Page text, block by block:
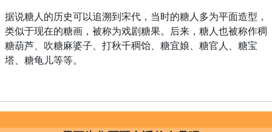
据说糖人的历史可以追溯到宋代，当时的糖人多为平面造型，
类似于现在的糖画，被称为戏剧糖果。后来，糖人也被称作稠
糖葫芦、吹糖麻婆子、打秋千稠饴、糖宜娘、糖官人、糖宝
塔、糖龟儿等等。